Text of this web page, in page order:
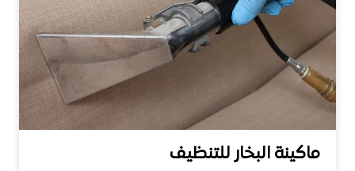
ماكينة البخار للتنظيف